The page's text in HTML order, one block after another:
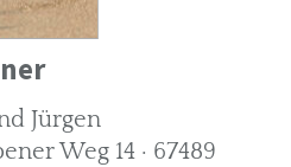
Jürgen
Weg 14 · 67489